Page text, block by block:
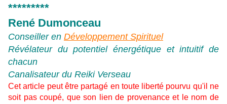
*********
René Dumonceau
Conseiller en Développement Spirituel
Révélateur du potentiel énergétique et intuitif de
chacun
Canalisateur du Reiki Verseau
Cet article peut être partagé en toute liberté pourvu qu'il ne
soit pas coupé, que son lien de provenance et le nom de